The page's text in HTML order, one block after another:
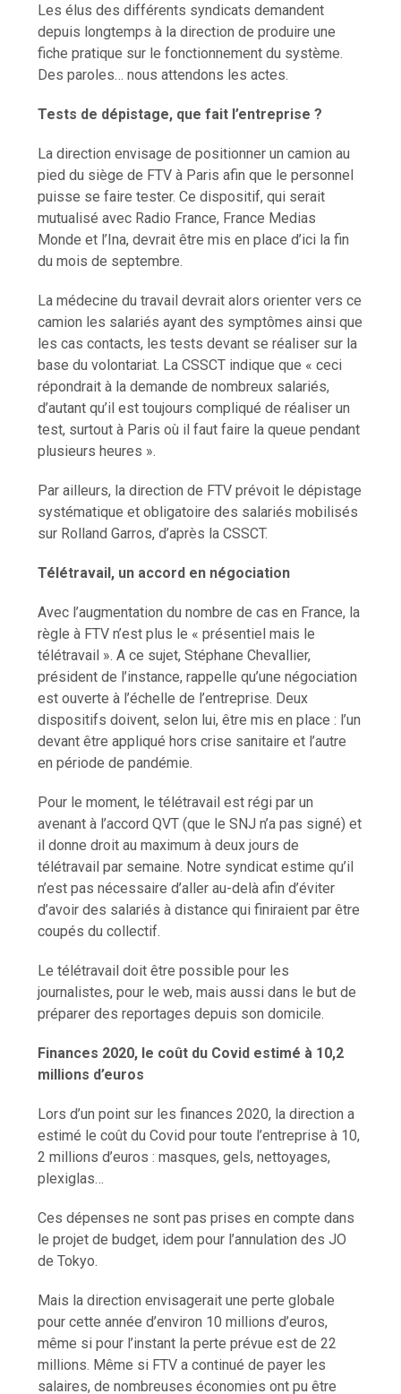
Les élus des différents syndicats demandent
depuis longtemps à la direction de produire une
fiche pratique sur le fonctionnement du système.
Des paroles… nous attendons les actes.
Tests de dépistage, que fait l’entreprise ?
La direction envisage de positionner un camion au
pied du siège de FTV à Paris afin que le personnel
puisse se faire tester. Ce dispositif, qui serait
mutualisé avec Radio France, France Medias
Monde et l’Ina, devrait être mis en place d’ici la fin
du mois de septembre.
La médecine du travail devrait alors orienter vers ce
camion les salariés ayant des symptômes ainsi que
les cas contacts, les tests devant se réaliser sur la
base du volontariat. La CSSCT indique que « ceci
répondrait à la demande de nombreux salariés,
d’autant qu’il est toujours compliqué de réaliser un
test, surtout à Paris où il faut faire la queue pendant
plusieurs heures ».
Par ailleurs, la direction de FTV prévoit le dépistage
systématique et obligatoire des salariés mobilisés
sur Rolland Garros, d’après la CSSCT.
Télétravail, un accord en négociation
Avec l’augmentation du nombre de cas en France, la
règle à FTV n’est plus le « présentiel mais le
télétravail ». A ce sujet, Stéphane Chevallier,
président de l’instance, rappelle qu’une négociation
est ouverte à l’échelle de l’entreprise. Deux
dispositifs doivent, selon lui, être mis en place : l’un
devant être appliqué hors crise sanitaire et l’autre
en période de pandémie.
Pour le moment, le télétravail est régi par un
avenant à l’accord QVT (que le SNJ n’a pas signé) et
il donne droit au maximum à deux jours de
télétravail par semaine. Notre syndicat estime qu’il
n’est pas nécessaire d’aller au-delà afin d’éviter
d’avoir des salariés à distance qui finiraient par être
coupés du collectif.
Le télétravail doit être possible pour les
journalistes, pour le web, mais aussi dans le but de
préparer des reportages depuis son domicile.
Finances 2020, le coût du Covid estimé à 10,2
millions d’euros
Lors d’un point sur les finances 2020, la direction a
estimé le coût du Covid pour toute l’entreprise à 10,
2 millions d’euros : masques, gels, nettoyages,
plexiglas…
Ces dépenses ne sont pas prises en compte dans
le projet de budget, idem pour l’annulation des JO
de Tokyo.
Mais la direction envisagerait une perte globale
pour cette année d’environ 10 millions d’euros,
même si pour l’instant la perte prévue est de 22
millions. Même si FTV a continué de payer les
salaires, de nombreuses économies ont pu être